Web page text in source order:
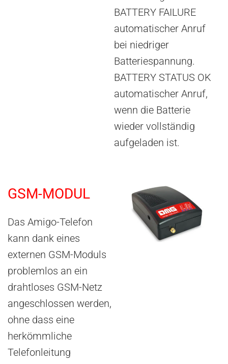
BATTERY FAILURE
automatischer Anruf
bei niedriger
Batteriespannung.
BATTERY STATUS OK
automatischer Anruf,
wenn die Batterie
wieder vollständig
aufgeladen ist.
GSM-MODUL
Das Amigo-Telefon
kann dank eines
externen GSM-Moduls
problemlos an ein
drahtloses GSM-Netz
angeschlossen werden,
ohne dass eine
herkömmliche
Telefonleitung